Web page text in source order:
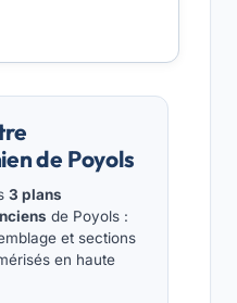
de Poyols
3 plans
de Poyols :
et sections
en haute